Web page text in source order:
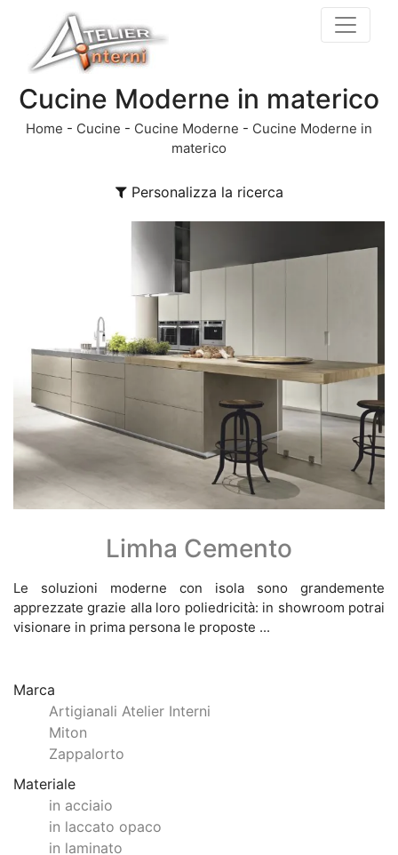
Cucine Moderne in materico
Home - Cucine - Cucine Moderne - Cucine Moderne in
materico
Personalizza la ricerca
Marca
Artigianali Atelier Interni
Miton
Zappalorto
Materiale
in acciaio
in laccato opaco
in laminato
Limha Cemento
Le soluzioni moderne con isola sono grandemente
apprezzate grazie alla loro poliedricità: in showroom potrai
visionare in prima persona le proposte ...